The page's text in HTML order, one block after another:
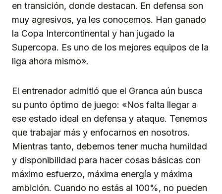
en transición, donde destacan. En defensa son
muy agresivos, ya les conocemos. Han ganado
la Copa Intercontinental y han jugado la
Supercopa. Es uno de los mejores equipos de la
liga ahora mismo».
El entrenador admitió que el Granca aún busca
su punto óptimo de juego: «Nos falta llegar a
ese estado ideal en defensa y ataque. Tenemos
que trabajar más y enfocarnos en nosotros.
Mientras tanto, debemos tener mucha humildad
y disponibilidad para hacer cosas básicas con
máximo esfuerzo, máxima energía y máxima
ambición. Cuando no estás al 100%, no pueden